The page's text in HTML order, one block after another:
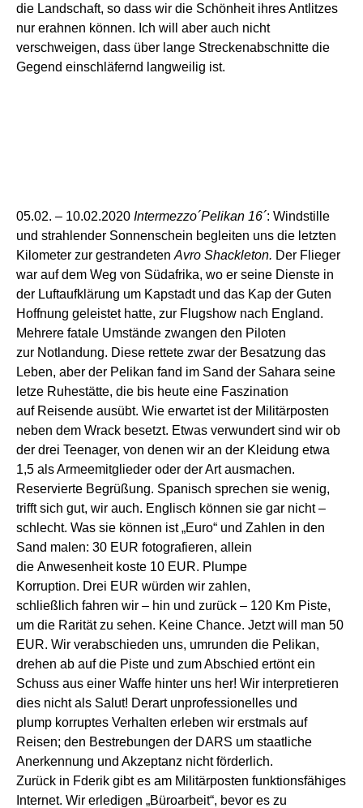
die Landschaft, so dass wir die Schönheit ihres Antlitzes
nur erahnen können. Ich will aber auch nicht
verschweigen, dass über lange Streckenabschnitte die
Gegend einschläfernd langweilig ist.
05.02. – 10.02.2020 Intermezzo´Pelikan 16´: Windstille
und strahlender Sonnenschein begleiten uns die letzten
Kilometer zur gestrandeten Avro Shackleton. Der Flieger
war auf dem Weg von Südafrika, wo er seine Dienste in
der Luftaufklärung um Kapstadt und das Kap der Guten
Hoffnung geleistet hatte, zur Flugshow nach England.
Mehrere fatale Umstände zwangen den Piloten
zur Notlandung. Diese rettete zwar der Besatzung das
Leben, aber der Pelikan fand im Sand der Sahara seine
letze Ruhestätte, die bis heute eine Faszination
auf Reisende ausübt. Wie erwartet ist der Militärposten
neben dem Wrack besetzt. Etwas verwundert sind wir ob
der drei Teenager, von denen wir an der Kleidung etwa
1,5 als Armeemitglieder oder der Artausmachen.
Reservierte Begrüßung. Spanisch sprechen sie wenig,
trifft sich gut, wir auch. Englisch können sie gar nicht –
schlecht. Was sie können ist „Euro“ und Zahlen in den
Sand malen: 30 EUR fotografieren, allein
die Anwesenheit koste 10 EUR. Plumpe
Korruption. Drei EUR würden wir zahlen,
schließlich fahren wir – hin und zurück – 120 Km Piste,
um die Raritätzu sehen. Keine Chance. Jetzt will man 50
EUR. Wir verabschieden uns, umrunden die Pelikan,
drehen ab auf die Piste und zum Abschied ertönt ein
Schuss aus einer Waffe hinter uns her! Wir interpretieren
dies nicht als Salut! Derart unprofessionelles und
plump korruptes Verhalten erleben wir erstmals auf
Reisen; den Bestrebungen der DARS um staatliche
Anerkennung und Akzeptanz nichtförderlich.
Zurück in Fderik gibt es am Militärposten funktionsfähiges
Internet. Wir erledigen „Büroarbeit“, bevor es zu